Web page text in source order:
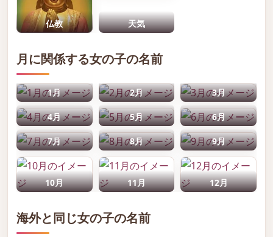
仏教 天気
月に関係する女の子の名前
1月 2月 3月
4月 5月 6月
7月 8月 9月
10月 11月 12月
海外と同じ女の子の名前